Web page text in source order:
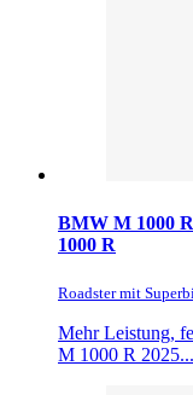
BMW M 1000
1000 R
Roadster mit
Mehr Leistung,
M 1000 R 2025...